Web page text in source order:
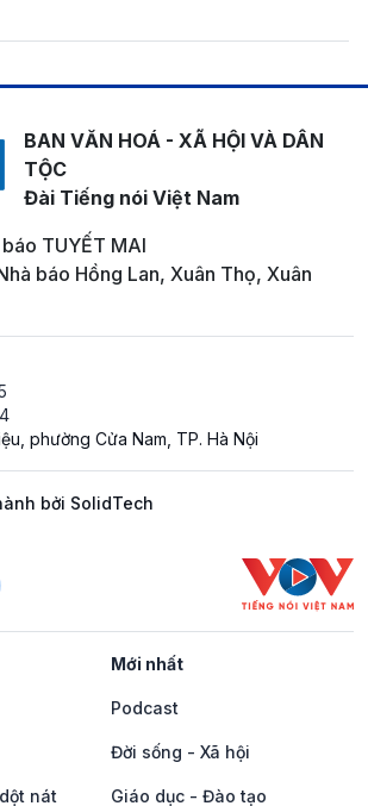
BAN VĂN HOÁ - XÃ HỘI VÀ DÂN
TỘC
Đài Tiếng nói Việt Nam
TUYẾT MAI
báo Hồng Lan, Xuân Thọ, Xuân
phường Cửa Nam, TP. Hà Nội
bởi SolidTech
Mới nhất
Podcast
Đời sống - Xã hội
nát Giáo dục - Đào tạo